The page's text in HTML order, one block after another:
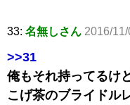
33: 名無しさん 2016/
>>31
俺もそれ持ってるけ
こげ茶のブライドル